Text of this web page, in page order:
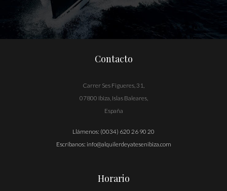
Contacto
Carrer Ses Figueres, 31,
07800 Ibiza, Islas Baleares,
España
Llámenos: (0034) 620 26 90 20
Escríbanos: info@alquilerdeyatesenibiza.com
Horario